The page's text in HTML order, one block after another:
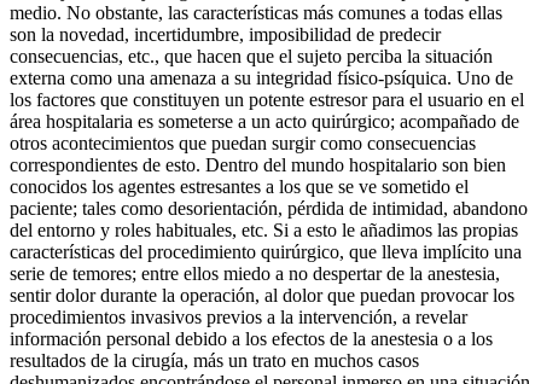
medio. No obstante, las características más comunes a todas ellas
son la novedad, incertidumbre, imposibilidad de predecir
consecuencias, etc., que hacen que el sujeto perciba la situación
externa como una amenaza a su integridad físico-psíquica. Uno de
los factores que constituyen un potente estresor para el usuario en el
área hospitalaria es someterse a un acto quirúrgico; acompañado de
otros acontecimientos que puedan surgir como consecuencias
correspondientes de esto. Dentro del mundo hospitalario son bien
conocidos los agentes estresantes a los que se ve sometido el
paciente; tales como desorientación, pérdida de intimidad, abandono
del entorno y roles habituales, etc. Si a esto le añadimos las propias
características del procedimiento quirúrgico, que lleva implícito una
serie de temores; entre ellos miedo a no despertar de la anestesia,
sentir dolor durante la operación, al dolor que puedan provocar los
procedimientos invasivos previos a la intervención, a revelar
información personal debido a los efectos de la anestesia o a los
resultados de la cirugía, más un trato en muchos casos